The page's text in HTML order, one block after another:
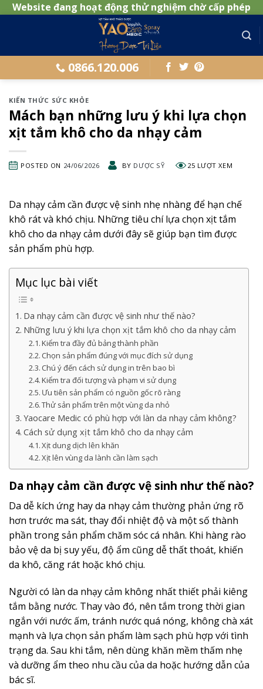
Website đang hoạt động thử nghiệm chờ cấp phép
0866.120.006
KIẾN THỨC SỨC KHỎE
Mách bạn những lưu ý khi lựa chọn
xịt tắm khô cho da nhạy cảm
POSTED ON 24/06/2026 BY DƯỢC SỸ 25 LƯỢT XEM
Da nhạy cảm cần được vệ sinh nhẹ nhàng để hạn chế
khô rát và khó chịu. Những tiêu chí lựa chọn xịt tắm
khô cho da nhạy cảm dưới đây sẽ giúp bạn tìm được
sản phẩm phù hợp.
Mục lục bài viết
Da nhạy cảm cần được vệ sinh như thế nào?
Những lưu ý khi lựa chọn xịt tắm khô cho da nhạy cảm
Kiểm tra đầy đủ bảng thành phần
Chọn sản phẩm đúng với mục đích sử dụng
Chú ý đến cách sử dụng in trên bao bì
Kiểm tra đối tượng và phạm vi sử dụng
Ưu tiên sản phẩm có nguồn gốc rõ ràng
Thử sản phẩm trên một vùng da nhỏ
Yaocare Medic có phù hợp với làn da nhạy cảm không?
Cách sử dụng xịt tắm khô cho da nhạy cảm
Xịt dung dịch lên khăn
Xịt lên vùng da lành cần làm sạch
Da nhạy cảm cần được vệ sinh như thế nào?
Da dễ kích ứng hay da nhạy cảm thường phản ứng rõ
hơn trước ma sát, thay đổi nhiệt độ và một số thành
phần trong sản phẩm chăm sóc cá nhân. Khi hàng rào
bảo vệ da bị suy yếu, độ ẩm cũng dễ thất thoát, khiến
da khô, căng rát hoặc khó chịu.
Người có làn da nhạy cảm không nhất thiết phải kiêng
tắm bằng nước. Thay vào đó, nên tắm trong thời gian
ngắn với nước ấm, tránh nước quá nóng, không chà xát
mạnh và lựa chọn sản phẩm làm sạch phù hợp với tình
trạng da. Sau khi tắm, nên dùng khăn mềm thấm nhẹ
và dưỡng ẩm theo nhu cầu của da hoặc hướng dẫn của
bác sĩ.